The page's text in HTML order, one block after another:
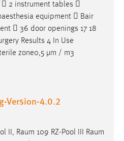
2 instrument tables 
equipment  Bair
 36 door openings 17 18
Results 4 In Use
zone0,5 µm / m3
Version-4.0.2
II, Raum 109 RZ-Pool III
Raum